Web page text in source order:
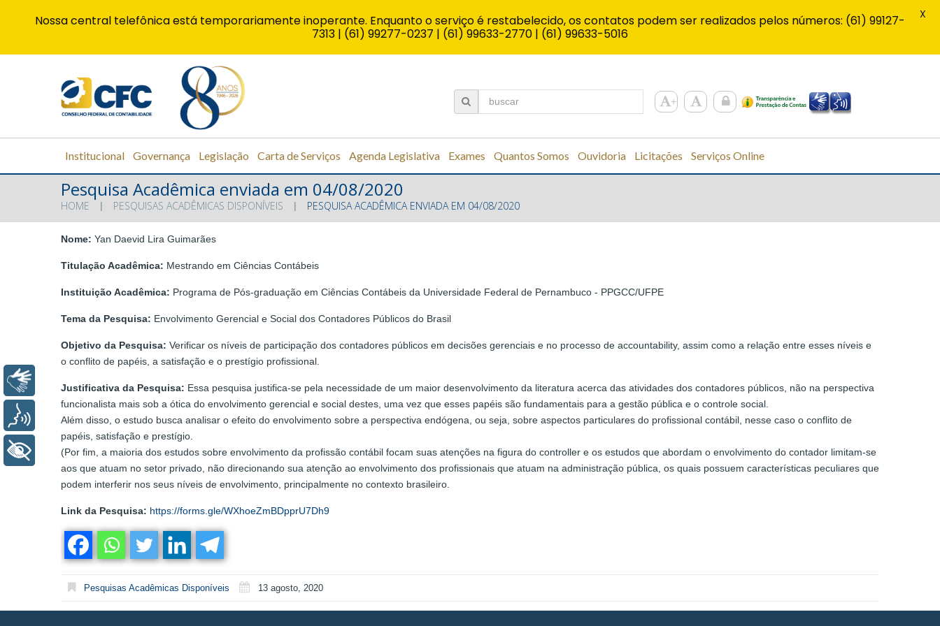
Institucional Governança Legislação Carta de Serviços Agenda Legislativa Exames Quantos Somos Ouvidoria Licitações Serviços Online
Pesquisa Acadêmica enviada em 04/08/2020
HOME PESQUISAS ACADÊMICAS DISPONÍVEIS PESQUISA ACADÊMICA ENVIADA EM 04/08/2020
Nome: Yan Daevid Lira Guimarães
Titulação Acadêmica: Mestrando em Ciências Contábeis
Instituição Acadêmica: Programa de Pós-graduação em Ciências Contábeis da Universidade Federal de Pernambuco - PPGCC/UFPE
Tema da Pesquisa: Envolvimento Gerencial e Social dos Contadores Públicos do Brasil
Objetivo da Pesquisa: Verificar os níveis de participação dos contadores públicos em decisões gerenciais e no processo de accountability, assim como a relação entre esses níveis e
o conflito de papéis, a satisfação e o prestígio profissional.
Justificativa da Pesquisa: Essa pesquisa justifica-se pela necessidade de um maior desenvolvimento da literatura acerca das atividades dos contadores públicos, não na perspectiva
funcionalista mais sob a ótica do envolvimento gerencial e social destes, uma vez que esses papéis são fundamentais para a gestão pública e o controle social.
Além disso, o estudo busca analisar o efeito do envolvimento sobre a perspectiva endógena, ou seja, sobre aspectos particulares do profissional contábil, nesse caso o conflito de
papéis, satisfação e prestígio.
(Por fim, a maioria dos estudos sobre envolvimento da profissão contábil focam suas atenções na figura do controller e os estudos que abordam o envolvimento do contador limitam-se
aos que atuam no setor privado, não direcionando sua atenção ao envolvimento dos profissionais que atuam na administração pública, os quais possuem características peculiares que
podem interferir nos seus níveis de envolvimento, principalmente no contexto brasileiro.
Link da Pesquisa: https://forms.gle/WXhoeZmBDpprU7Dh9
Pesquisas Acadêmicas Disponíveis 13 agosto, 2020
Nossa central telefônica está temporariamente inoperante. Enquanto o serviço é restabelecido, os contatos podem ser realizados pelos números: (61) 99127-
7313 | (61) 99277-0237 | (61) 99633-2770 | (61) 99633-5016
X
Voz
+ Acessibilidade